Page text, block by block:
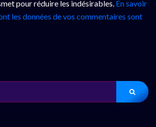
pour réduire les indésirables. En savoir
les données de vos commentaires sont